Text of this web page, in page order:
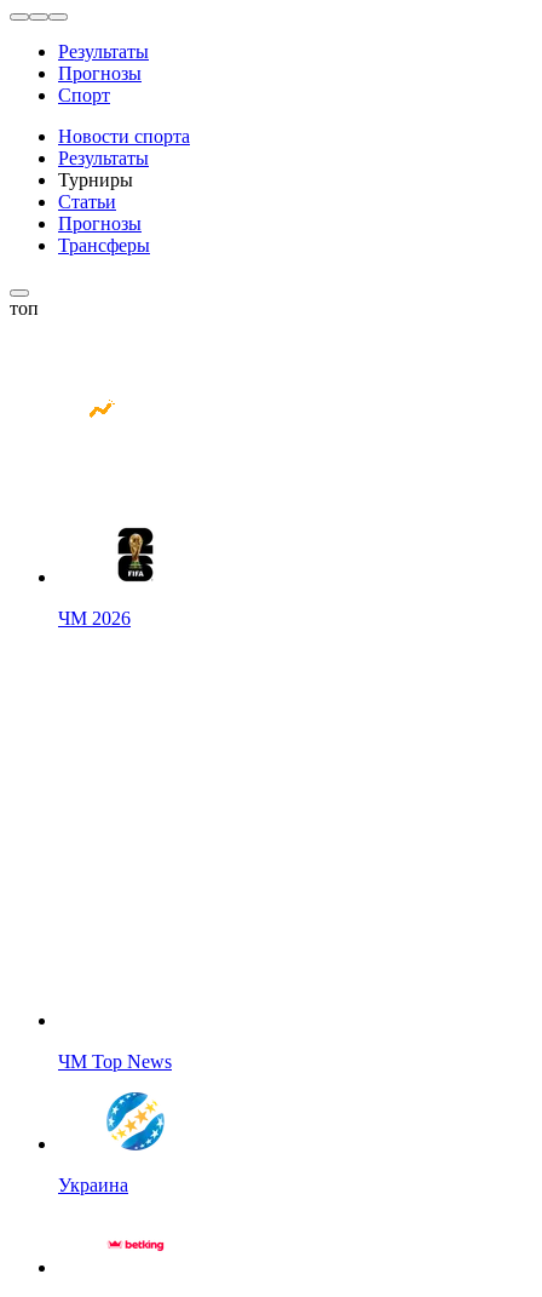
Результаты
Прогнозы
Спорт
Новости спорта
Результаты
Турниры
Статьи
Прогнозы
Трансферы
топ
ЧМ 2026
ЧМ Top News
Украина